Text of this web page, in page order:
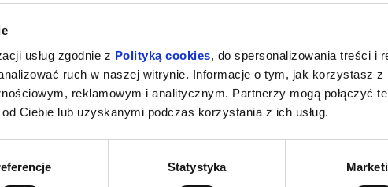
usług zgodnie z Polityką cookies, do spersonalizowania treści i
ruch w naszej witrynie. Informacje o tym, jak korzystasz z
reklamowym i analitycznym. Partnerzy mogą połączyć te
Ciebie lub uzyskanymi podczas korzystania z ich usług.
Statystyka
EKIPA ZWIERZAKÓW
kup bilet
O CZYM SOBIE NIE MÓWIMY
kup